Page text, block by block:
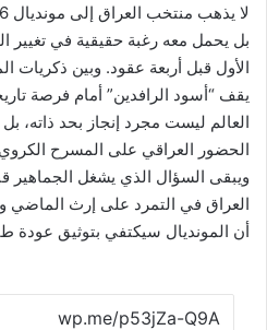
بل يحمل معه رغبة حقيقية في تغيير
الأول قبل أربعة عقود. وبين
يقف “أسود الرافدين” أمام فرصة
العالم ليست مجرد إنجاز بحد ذاته،
الحضور العراقي على المسرح
ويبقى السؤال الذي يشغل الجماهير
العراق في التمرد على إرث الماضي
أن المونديال سيكتفي بتوثيق عودة